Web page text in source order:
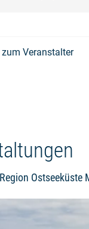
Veranstalter
Ostseeküste